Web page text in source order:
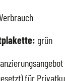
grün
für